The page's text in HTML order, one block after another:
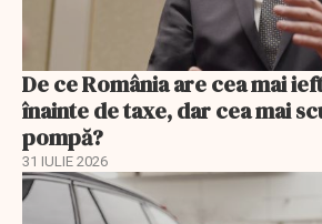
De ce România are cea mai
înainte de taxe, dar cea mai
pompă?
31 IULIE 2026